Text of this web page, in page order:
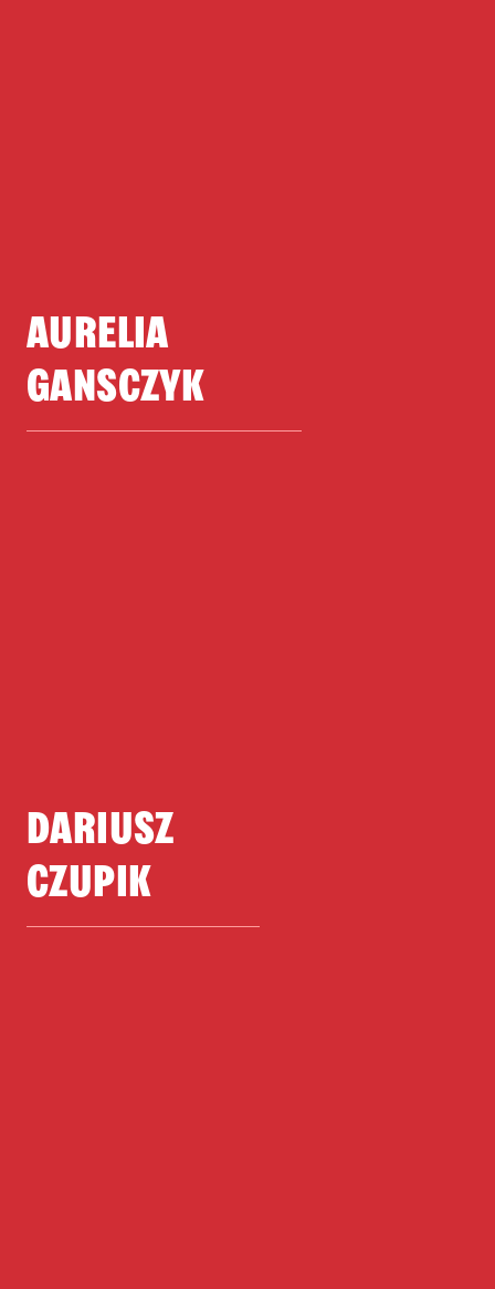
AURELIA
GANSCZYK
DARIUSZ
CZUPIK